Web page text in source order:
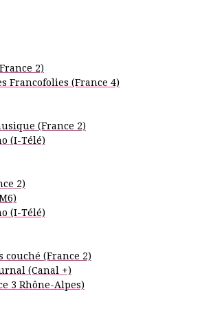
2)
Francofolies (France 4)
(France 2)
(I-Télé)
2)
(I-Télé)
couché (France 2)
(Canal +)
3 Rhône-Alpes)